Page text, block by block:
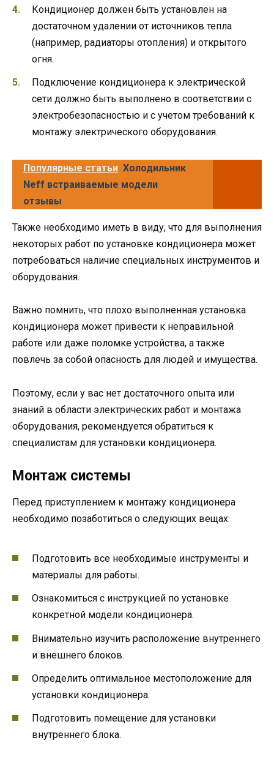
Кондиционер должен быть установлен на
достаточном удалении от источников тепла
(например, радиаторы отопления) и открытого
огня.
Подключение кондиционера к электрической
сети должно быть выполнено в соответствии с
электробезопасностью и с учетом требований к
монтажу электрического оборудования.
Популярные статьи Холодильник
Neff встраиваемые модели
отзывы
Также необходимо иметь в виду, что для выполнения
некоторых работ по установке кондиционера может
потребоваться наличие специальных инструментов и
оборудования.
Важно помнить, что плохо выполненная установка
кондиционера может привести к неправильной
работе или даже поломке устройства, а также
повлечь за собой опасность для людей и имущества.
Поэтому, если у вас нет достаточного опыта или
знаний в области электрических работ и монтажа
оборудования, рекомендуется обратиться к
специалистам для установки кондиционера.
Монтаж системы
Перед приступлением к монтажу кондиционера
необходимо позаботиться о следующих вещах:
Подготовить все необходимые инструменты и
материалы для работы.
Ознакомиться с инструкцией по установке
конкретной модели кондиционера.
Внимательно изучить расположение внутреннего
и внешнего блоков.
Определить оптимальное местоположение для
установки кондиционера.
Подготовить помещение для установки
внутреннего блока.